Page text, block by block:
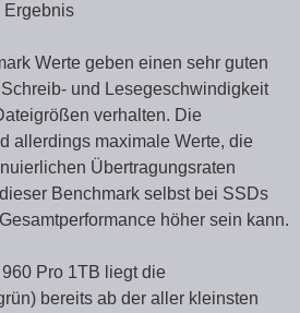
Ergebnis
Werte geben einen sehr guten
und Lesegeschwindigkeit
verhalten. Die
allerdings maximale Werte, die
Übertragungsraten
Benchmark selbst bei SSDs
höher sein kann.
Pro 1TB liegt die
bereits ab der aller kleinsten